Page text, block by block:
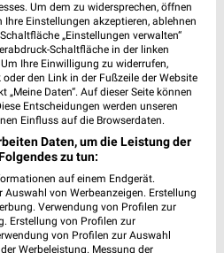
und Prospekte für Ansbach
Katalog und Prospekte
Filialen & Öffnungszeiten für
Um dem zu widersprechen, öffnen
Ihre Einstellungen akzeptieren, ablehnen
„Einstellungen verwalten“
Schaltfläche in der linken
Ihre Einwilligung zu widerrufen,
den Link in der Fußzeile der Website
Daten“. Auf dieser Seite können
Entscheidungen werden unseren
Einfluss auf die Browserdaten.
Daten, um die Leistung der
zu tun:
auf einem Endgerät.
von Werbeanzeigen. Erstellung
Verwendung von Profilen zur
Erstellung von Profilen zur
von Profilen zur Auswahl
Werbeleistung. Messung der